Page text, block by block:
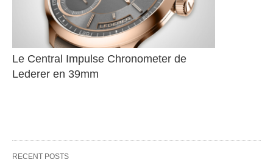
Le Central Impulse Chronometer de
Lederer en 39mm
RECENT POSTS